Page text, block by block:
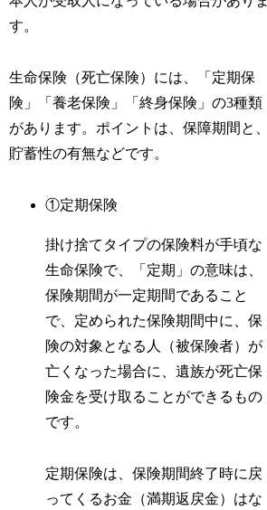
す。
生命保険（死亡保険）には、「定期保
険」「養老保険」「終身保険」の3種類
があります。ポイントは、保障期間と、
貯蓄性の有無などです。
①定期保険
掛け捨てタイプの保険料が手頃な
生命保険で、「定期」の意味は、
保険期間が一定期間であること
で、定められた保険期間中に、保
険の対象となる人（被保険者）が
亡くなった場合に、遺族が死亡保
険金を受け取ることができるもの
です。
定期保険は、保険期間終了時に戻
ってくるお金（満期返戻金）はな